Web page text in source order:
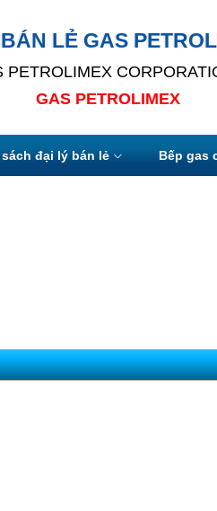
LẺ GAS
PETROLIMEX
GAS PETROLIMEX
sách đại lý bán lẻ Bếp gas